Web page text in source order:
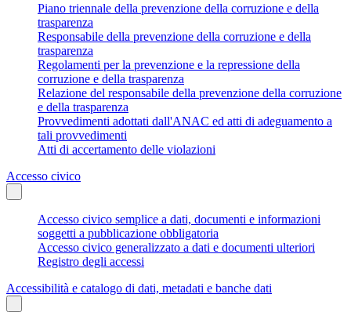
Piano triennale della prevenzione della corruzione e della
trasparenza
Responsabile della prevenzione della corruzione e della
trasparenza
Regolamenti per la prevenzione e la repressione della
corruzione e della trasparenza
Relazione del responsabile della prevenzione della corruzione
e della trasparenza
Provvedimenti adottati dall'ANAC ed atti di adeguamento a
tali provvedimenti
Atti di accertamento delle violazioni
Accesso civico
Accesso civico semplice a dati, documenti e informazioni
soggetti a pubblicazione obbligatoria
Accesso civico generalizzato a dati e documenti ulteriori
Registro degli accessi
Accessibilità e catalogo di dati, metadati e banche dati